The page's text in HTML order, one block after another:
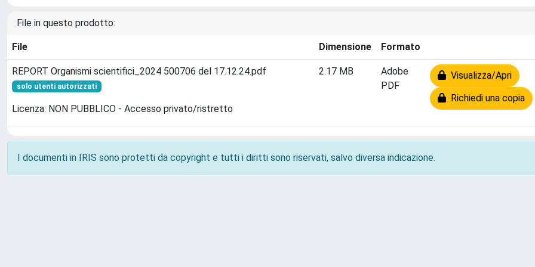
File in questo prodotto:
File Dimensione Formato
REPORT Organismi scientifici_2024 500706 del 17.12.24.pdf
solo utenti autorizzati
Licenza: NON PUBBLICO - Accesso privato/ristretto
2.17 MB
Adobe
PDF
Visualizza/Apri
Richiedi una copia
I documenti in IRIS sono protetti da copyright e tutti i diritti sono riservati, salvo diversa indicazione.